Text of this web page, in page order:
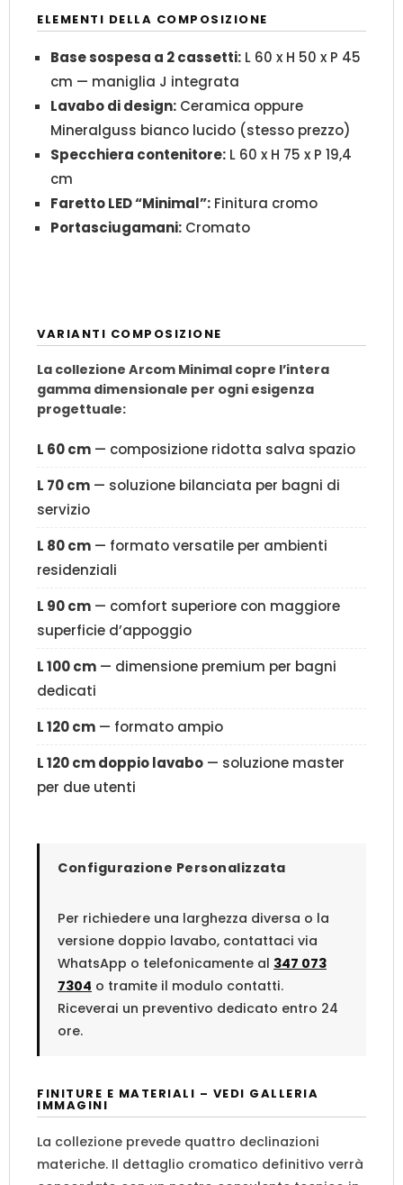
ELEMENTI DELLA COMPOSIZIONE
Base sospesa a 2 cassetti: L 60 x H 50 x P 45
cm — maniglia J integrata
Lavabo di design: Ceramica oppure
Mineralguss bianco lucido (stesso prezzo)
Specchiera contenitore: L 60 x H 75 x P 19,4
cm
Faretto LED “Minimal”: Finitura cromo
Portasciugamani: Cromato
VARIANTI COMPOSIZIONE
La collezione Arcom Minimal copre l’intera
gamma dimensionale per ogni esigenza
progettuale:
L 60 cm — composizione ridotta salva spazio
L 70 cm — soluzione bilanciata per bagni di
servizio
L 80 cm — formato versatile per ambienti
residenziali
L 90 cm — comfort superiore con maggiore
superficie d’appoggio
L 100 cm — dimensione premium per bagni
dedicati
L 120 cm — formato ampio
L 120 cm doppio lavabo — soluzione master
per due utenti
Configurazione Personalizzata
Per richiedere una larghezza diversa o la
versione doppio lavabo, contattaci via
WhatsApp o telefonicamente al 347 073
7304 o tramite il modulo contatti.
Riceverai un preventivo dedicato entro 24
ore.
FINITURE E MATERIALI – VEDI GALLERIA
IMMAGINI
La collezione prevede quattro declinazioni
materiche. Il dettaglio cromatico definitivo verrà